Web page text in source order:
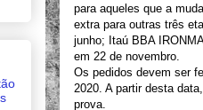
para aqueles que a
extra para outras três
junho; Itaú BBA
em 22 de novembro.
Os pedidos devem ser
2020. A partir desta
prova.